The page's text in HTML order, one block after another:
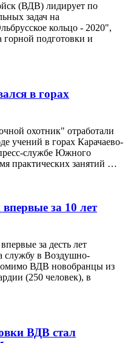
(ВДВ) лидирует по
задач на
кольцо - 2020",
горной подготовки и
в горах
охотник" отработали
учений в горах Карачаево-
службе Южного
практических занятий …
за 10 лет
за десть лет
службу в Воздушно-
ВДВ новобранцы из
(250 человек), в
ВДВ стал